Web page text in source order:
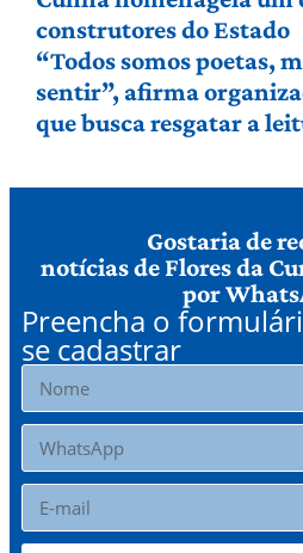
construtores do Estado
“Todos somos poetas,
sentir”, afirma
que busca resgatar a
Gostaria de
notícias de Flores da
por
Preencha o
se cadastrar